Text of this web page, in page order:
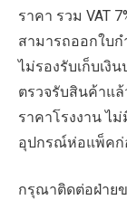
ราคา รวม VAT
สามารถออกใบก
ไม่รองรับเก็บเงิ
ตรวจรับสินค้าแ
ราคาโรงงาน ไ
อุปกรณ์ห่อแพ็คก่
กรุณาติดต่อฝ่าย